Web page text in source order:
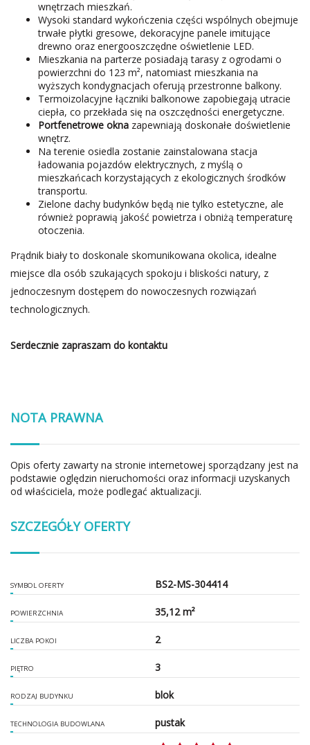
wnętrzach mieszkań.
Wysoki standard wykończenia części wspólnych obejmuje
trwałe płytki gresowe, dekoracyjne panele imitujące
drewno oraz energooszczędne oświetlenie LED.
Mieszkania na parterze posiadają tarasy z ogrodami o
powierzchni do 123 m², natomiast mieszkania na
wyższych kondygnacjach oferują przestronne balkony.
Termoizolacyjne łączniki balkonowe zapobiegają utracie
ciepła, co przekłada się na oszczędności energetyczne.
Portfenetrowe okna zapewniają doskonałe doświetlenie
wnętrz.
Na terenie osiedla zostanie zainstalowana stacja
ładowania pojazdów elektrycznych, z myślą o
mieszkańcach korzystających z ekologicznych środków
transportu.
Zielone dachy budynków będą nie tylko estetyczne, ale
również poprawią jakość powietrza i obniżą temperaturę
otoczenia.
Prądnik biały to doskonale skomunikowana okolica, idealne
miejsce dla osób szukających spokoju i bliskości natury, z
jednoczesnym dostępem do nowoczesnych rozwiązań
technologicznych.
Serdecznie zapraszam do kontaktu
NOTA PRAWNA
Opis oferty zawarty na stronie internetowej sporządzany jest na
podstawie oględzin nieruchomości oraz informacji uzyskanych
od właściciela, może podlegać aktualizacji.
SZCZEGÓŁY OFERTY
SYMBOL OFERTY BS2-MS-304414
POWIERZCHNIA 35,12 m²
LICZBA POKOI 2
PIĘTRO 3
RODZAJ BUDYNKU blok
TECHNOLOGIA BUDOWLANA pustak